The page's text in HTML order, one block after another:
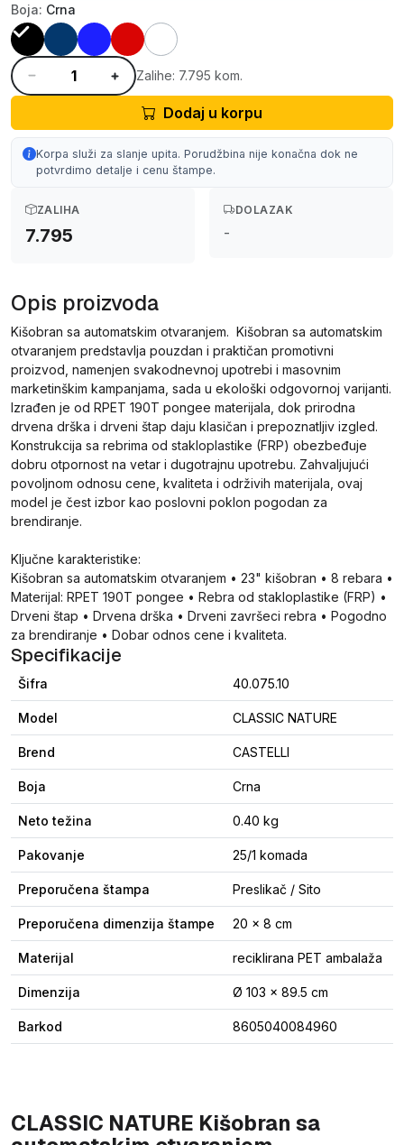
Boja: Crna
Zalihe: 7.795 kom.
Dodaj u korpu
Korpa služi za slanje upita. Porudžbina nije konačna dok ne
potvrdimo detalje i cenu štampe.
ZALIHA
7.795
DOLAZAK
-
Opis proizvoda
Kišobran sa automatskim otvaranjem. Kišobran sa automatskim
otvaranjem predstavlja pouzdan i praktičan promotivni
proizvod, namenjen svakodnevnoj upotrebi i masovnim
marketinškim kampanjama, sada u ekološki odgovornoj varijanti.
Izrađen je od RPET 190T pongee materijala, dok prirodna
drvena drška i drveni štap daju klasičan i prepoznatljiv izgled.
Konstrukcija sa rebrima od stakloplastike (FRP) obezbeđuje
dobru otpornost na vetar i dugotrajnu upotrebu. Zahvaljujući
povoljnom odnosu cene, kvaliteta i održivih materijala, ovaj
model je čest izbor kao poslovni poklon pogodan za
brendiranje.
Ključne karakteristike:
Kišobran sa automatskim otvaranjem • 23" kišobran • 8 rebara •
Materijal: RPET 190T pongee • Rebra od stakloplastike (FRP) •
Drveni štap • Drvena drška • Drveni završeci rebra • Pogodno
za brendiranje • Dobar odnos cene i kvaliteta.
Specifikacije
Šifra 40.075.10
Model CLASSIC NATURE
Brend CASTELLI
Boja Crna
Neto težina 0.40 kg
Pakovanje 25/1 komada
Preporučena štampa Preslikač / Sito
Preporučena dimenzija štampe 20 x 8 cm
Materijal reciklirana PET ambalaža
Dimenzija Ø 103 x 89.5 cm
Barkod 8605040084960
CLASSIC NATURE Kišobran sa